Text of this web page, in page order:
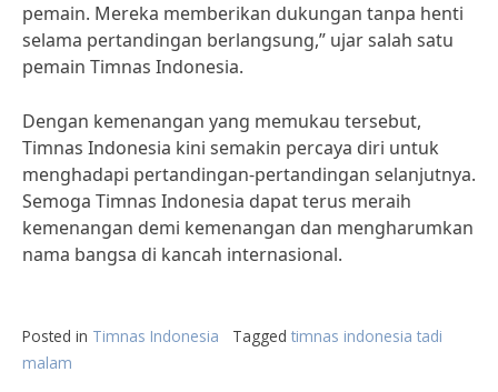
pemain. Mereka memberikan dukungan tanpa henti
selama pertandingan berlangsung,” ujar salah satu
pemain Timnas Indonesia.
Dengan kemenangan yang memukau tersebut,
Timnas Indonesia kini semakin percaya diri untuk
menghadapi pertandingan-pertandingan selanjutnya.
Semoga Timnas Indonesia dapat terus meraih
kemenangan demi kemenangan dan mengharumkan
nama bangsa di kancah internasional.
Posted in Timnas Indonesia Tagged timnas indonesia tadi
malam